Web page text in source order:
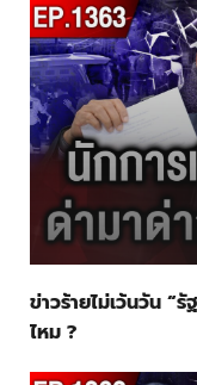
ข่าวร้ายไม่เว้นวัน “
ไหม ?